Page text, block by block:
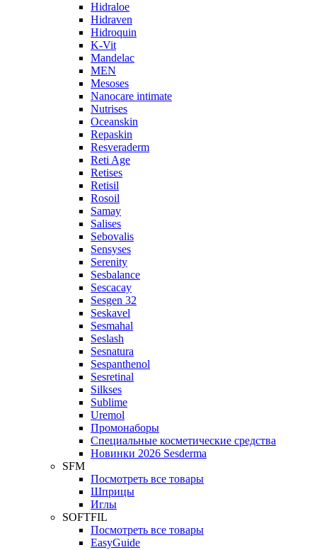
Hidraloe
Hidraven
Hidroquin
K-Vit
Mandelac
MEN
Mesoses
Nanocare intimate
Nutrises
Oceanskin
Repaskin
Resveraderm
Reti Age
Retises
Retisil
Rosoil
Samay
Salises
Sebovalis
Sensyses
Serenity
Sesbalance
Sescacay
Sesgen 32
Seskavel
Sesmahal
Seslash
Sesnatura
Sespanthenol
Sesretinal
Silkses
Sublime
Uremol
Промонаборы
Специальные косметические средства
Новинки 2026 Sesderma
SFM
Посмотреть все товары
Шприцы
Иглы
SOFTFIL
Посмотреть все товары
EasyGuide